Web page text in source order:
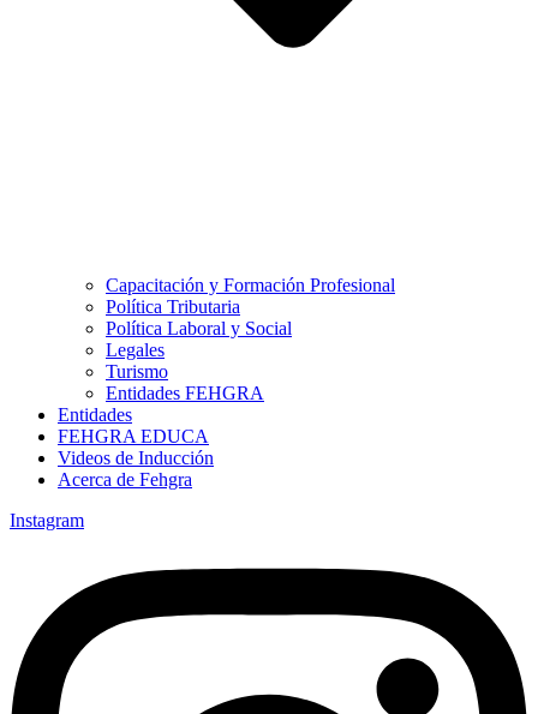
Capacitación y Formación Profesional
Política Tributaria
Política Laboral y Social
Legales
Turismo
Entidades FEHGRA
Entidades
FEHGRA EDUCA
Videos de Inducción
Acerca de Fehgra
Instagram